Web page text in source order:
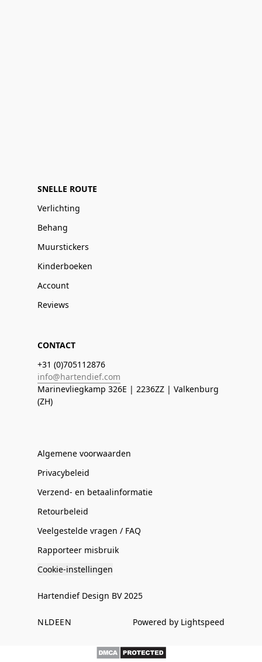
SNELLE ROUTE
Verlichting
Behang
Muurstickers
Kinderboeken
Account
Reviews
CONTACT
+31 (0)705112876
info@hartendief.com
Marinevliegkamp 326E | 2236ZZ | Valkenburg
(ZH)
Algemene voorwaarden
Privacybeleid
Verzend- en betaalinformatie
Retourbeleid
Veelgestelde vragen / FAQ
Rapporteer misbruik
Cookie-instellingen
Hartendief Design BV 2025
NLDEEN Powered by Lightspeed